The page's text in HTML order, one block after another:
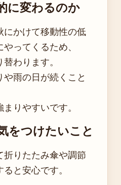
に変わるのか
にかけて移動性の低
ってくるため、
わります。
雨の日が続くこと
りやすいです。
をつけたいこと
りたたみ傘や調節
と安心です。